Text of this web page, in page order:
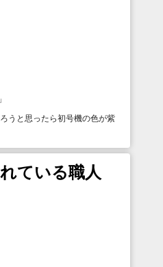
」
うと思ったら初号機の色が紫
ている職人